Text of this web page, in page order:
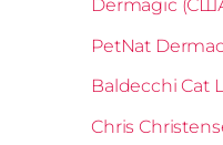
Dermagic
PetNat
Baldecchi Cat
Chris